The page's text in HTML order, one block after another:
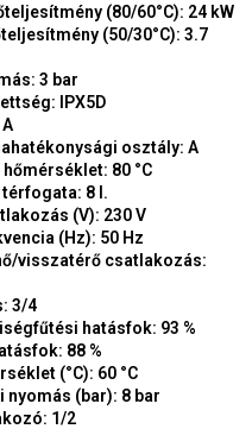
(80/60°C): 24 kW
(50/30°C): 3.7
3 bar
IPX5D
osztály: A
80 °C
8 l.
(V): 230 V
(Hz): 50 Hz
visszatérő csatlakozás:
3/4
hatásfok: 93 %
88 %
(°C): 60 °C
nyomás (bar): 8 bar
1/2